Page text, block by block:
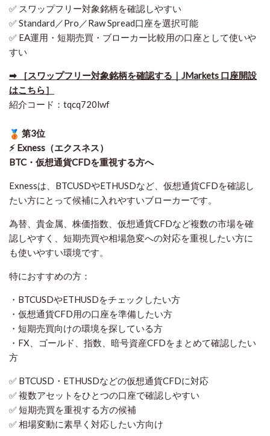
✅ スワップフリー対象銘柄を確認しやすい
✅ Standard／Pro／Raw Spread口座を選択可能
✅ EA運用・短期売買・ブローカー比較用の口座として使いや
すい
➡ ［スワップフリー対象銘柄を確認する｜JMarkets 口座開設
はこちら］
紹介コード：tqcq720lwf
第3位
⚡ Exness（エクスネス）
BTC・仮想通貨CFDを重視する方へ
Exnessは、BTCUSDやETHUSDなど、仮想通貨CFDを確認し
たい方にとって候補に入れやすいブローカーです。
為替、貴金属、株価指数、仮想通貨CFDなど複数の市場を確
認しやすく、短期売買や相場急変への対応を重視したい方に
も使いやすい環境です。
特におすすめの方：
・BTCUSDやETHUSDをチェックしたい方
・仮想通貨CFD用の口座を準備したい方
・短期売買向けの環境を探している方
・FX、ゴールド、指数、暗号資産CFDをまとめて確認したい
方
✅ BTCUSD・ETHUSDなどの仮想通貨CFDに対応
✅ 複数アセットをひとつの口座で確認しやすい
✅ 短期売買を重視する方の候補
✅ 相場変動に素早く対応したい方向け